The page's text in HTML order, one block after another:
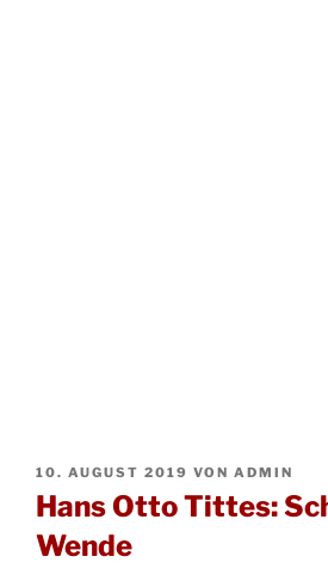
VERÖFFENTLICHT
AM
10. AUGUST 2019 VON ADMIN
Hans Otto Tittes:
Wende